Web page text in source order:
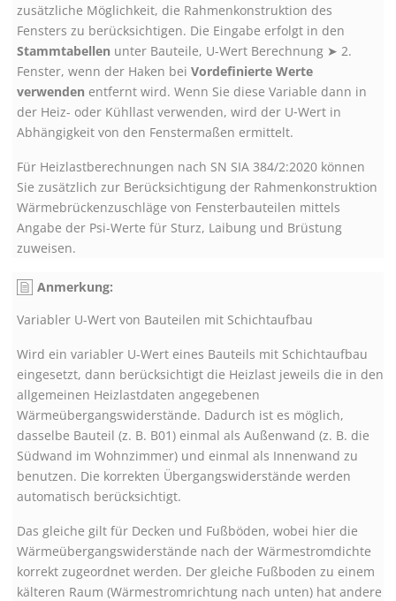
zusätzliche Möglichkeit, die Rahmenkonstruktion des
Fensters zu berücksichtigen. Die Eingabe erfolgt in den
Stammtabellen unter Bauteile, U-Wert Berechnung ➤ 2.
Fenster, wenn der Haken bei Vordefinierte Werte
verwenden entfernt wird. Wenn Sie diese Variable dann in
der Heiz- oder Kühllast verwenden, wird der U‑Wert in
Abhängigkeit von den Fenstermaßen ermittelt.
Für Heizlastberechnungen nach SN SIA 384/2:2020 können
Sie zusätzlich zur Berücksichtigung der Rahmenkonstruktion
Wärmebrückenzuschläge von Fensterbauteilen mittels
Angabe der Psi-Werte für Sturz, Laibung und Brüstung
zuweisen.
Anmerkung:
Variabler U-Wert von Bauteilen mit Schichtaufbau
Wird ein variabler U-Wert eines Bauteils mit Schichtaufbau
eingesetzt, dann berücksichtigt die Heizlast jeweils die in den
allgemeinen Heizlastdaten angegebenen
Wärmeübergangswiderstände. Dadurch ist es möglich,
dasselbe Bauteil (z. B. B01) einmal als Außenwand (z. B. die
Südwand im Wohnzimmer) und einmal als Innenwand zu
benutzen. Die korrekten Übergangswiderstände werden
automatisch berücksichtigt.
Das gleiche gilt für Decken und Fußböden, wobei hier die
Wärmeübergangswiderstände nach der Wärmestromdichte
korrekt zugeordnet werden. Der gleiche Fußboden zu einem
kälteren Raum (Wärmestromrichtung nach unten) hat andere